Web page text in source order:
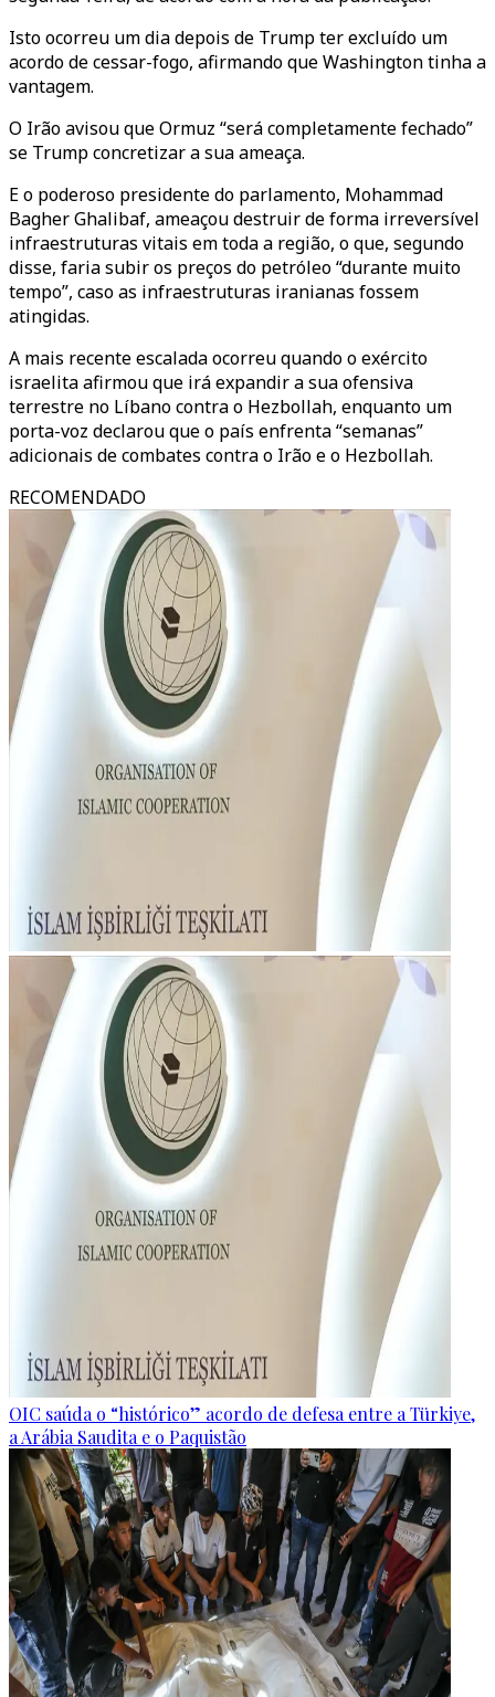
Isto ocorreu um dia depois de Trump ter excluído um
acordo de cessar-fogo, afirmando que Washington tinha a
vantagem.
O Irão avisou que Ormuz “será completamente fechado”
se Trump concretizar a sua ameaça.
E o poderoso presidente do parlamento, Mohammad
Bagher Ghalibaf, ameaçou destruir de forma irreversível
infraestruturas vitais em toda a região, o que, segundo
disse, faria subir os preços do petróleo “durante muito
tempo”, caso as infraestruturas iranianas fossem
atingidas.
A mais recente escalada ocorreu quando o exército
israelita afirmou que irá expandir a sua ofensiva
terrestre no Líbano contra o Hezbollah, enquanto um
porta-voz declarou que o país enfrenta “semanas”
adicionais de combates contra o Irão e o Hezbollah.
RECOMENDADO
OIC saúda o “histórico” acordo de defesa entre a Türkiye,
a Arábia Saudita e o Paquistão